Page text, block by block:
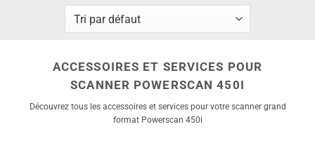
ACCESSOIRES ET SERVICES POUR
SCANNER POWERSCAN 450I
Découvrez tous les accessoires et services pour votre scanner grand
format Powerscan 450i